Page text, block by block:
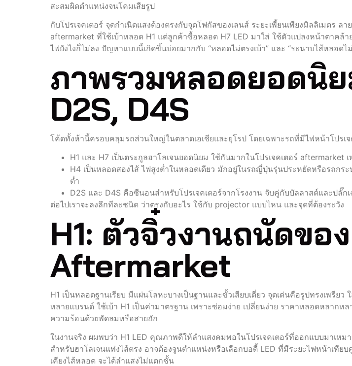
สะสมผิดตำแหน่งจนโคมเสียรูป
กับโปรเจคเตอร์ จุดกำเนิดแสงต้องตรงกับจุดโฟกัสของเลนส์ ระยะเพี้ยนเพียงมิลลิเมตร
aftermarket ที่ใช้เบ้าหลอด H1 แต่ลูกค้าซื้อหลอด H7 LED มาใส่ ใช้ตัวแปลงหน้าตาค
ไฟยังไงก็ไม่ลง ปัญหาแบบนี้เกิดขึ้นบ่อยมากกับ “หลอดไม่ตรงเบ้า” และ “ระนาบไส้หลอดไ
ภาพรวมหลอดยอดนิย
D2S, D4S
โค้ดทั้งห้านี้ครอบคลุมรถส่วนใหญ่ในตลาดเอเชียและยุโรป โดยเฉพาะรถที่มีไฟหน้าโปร
H1 และ H7 เป็นตระกูลฮาโลเจนยอดนิยม ใช้กันมากในโปรเจคเตอร์ aftermarket
H4 เป็นหลอดสองไส้ ไฟสูงต่ำในหลอดเดียว มักอยู่ในรถญี่ปุ่นรุ่นประหยัดหรือรถก
ต่ำ
D2S และ D4S คือซีนอนสำหรับโปรเจคเตอร์จากโรงงาน จับคู่กับบัลลาสต์และปลั๊
ต่อไปเราจะลงลึกทีละชนิด ว่าตรงกับอะไร ใช้กับ projector แบบไหน และจุดที่ต้องระวัง
H1: ตัวจิ๋วงานถนัดขอ
Aftermarket
H1 เป็นหลอดฐานเรียบ มีแผ่นโลหะบางเป็นฐานและขั้วเสียบเดี่ยว จุดเด่นคือรูปทรงเพรีย
หลายแบรนด์ ใช้เบ้า H1 เป็นค่ามาตรฐาน เพราะซ่อมง่าย เปลี่ยนง่าย ราคาหลอดหลากห
ความร้อนด้วยพัดลมหรือสายถัก
ในงานจริง ผมพบว่า H1 LED คุณภาพดีให้ลำแสงคมพอในโปรเจคเตอร์ที่ออกแบบมาเหม
สำหรับฮาโลเจนแท่งไส้ตรง อาจต้องจูนตำแหน่งหรือเลือกบอดี้ LED ที่มีระยะไฟหน้าเที
เคียงไส้หลอด จะได้ลำแสงไม่แตกชั้น